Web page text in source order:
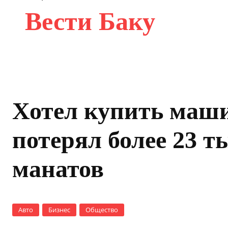
Вести Баку
Хотел купить
потерял более 23
манатов
Авто Бизнес Общество